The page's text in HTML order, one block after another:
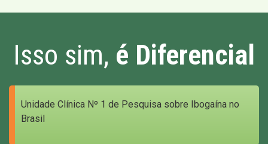
Isso sim, é Diferencial
Unidade Clínica Nº 1 de Pesquisa sobre Ibogaína no
Brasil